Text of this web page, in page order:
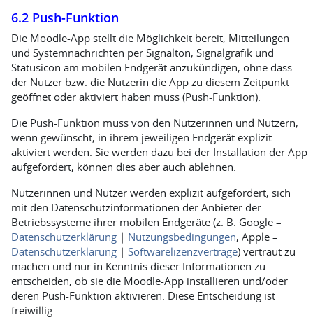
6.2 Push-Funktion
Die Moodle-App stellt die Möglichkeit bereit, Mitteilungen
und Systemnachrichten per Signalton, Signalgrafik und
Statusicon am mobilen Endgerät anzukündigen, ohne dass
der Nutzer bzw. die Nutzerin die App zu diesem Zeitpunkt
geöffnet oder aktiviert haben muss (Push-Funktion).
Die Push-Funktion muss von den Nutzerinnen und Nutzern,
wenn gewünscht, in ihrem jeweiligen Endgerät explizit
aktiviert werden. Sie werden dazu bei der Installation der App
aufgefordert, können dies aber auch ablehnen.
Nutzerinnen und Nutzer werden explizit aufgefordert, sich
mit den Datenschutzinformationen der Anbieter der
Betriebssysteme ihrer mobilen Endgeräte (z. B. Google –
Datenschutzerklärung | Nutzungsbedingungen, Apple –
Datenschutzerklärung | Softwarelizenzverträge) vertraut zu
machen und nur in Kenntnis dieser Informationen zu
entscheiden, ob sie die Moodle-App installieren und/oder
deren Push-Funktion aktivieren. Diese Entscheidung ist
freiwillig.